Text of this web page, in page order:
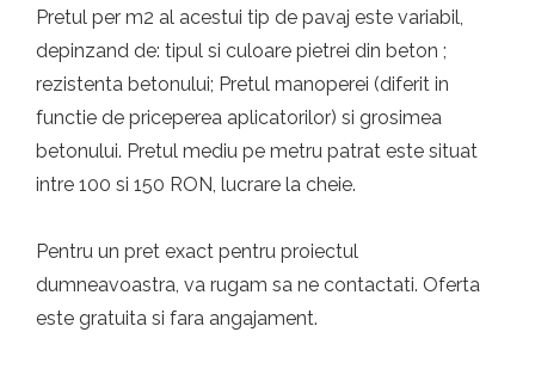
Pretul per m2 al acestui tip de pavaj este variabil,
depinzand de: tipul si culoare pietrei din beton ;
rezistenta betonului; Pretul manoperei (diferit in
functie de priceperea aplicatorilor) si grosimea
betonului. Pretul mediu pe metru patrat este situat
intre 100 si 150 RON, lucrare la cheie.
Pentru un pret exact pentru proiectul
dumneavoastra, va rugam sa ne contactati. Oferta
este gratuita si fara angajament.